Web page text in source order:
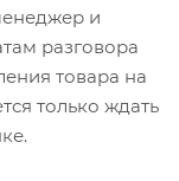
и
разговора
товара на
только ждать